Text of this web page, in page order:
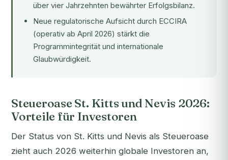
über vier Jahrzehnten bewährter Erfolgsbilanz.
Neue regulatorische Aufsicht durch ECCIRA
(operativ ab April 2026) stärkt die
Programmintegrität und internationale
Glaubwürdigkeit.
Steueroase St. Kitts und Nevis 2026:
Vorteile für Investoren
Der Status von St. Kitts und Nevis als Steueroase
zieht auch 2026 weiterhin globale Investoren an,